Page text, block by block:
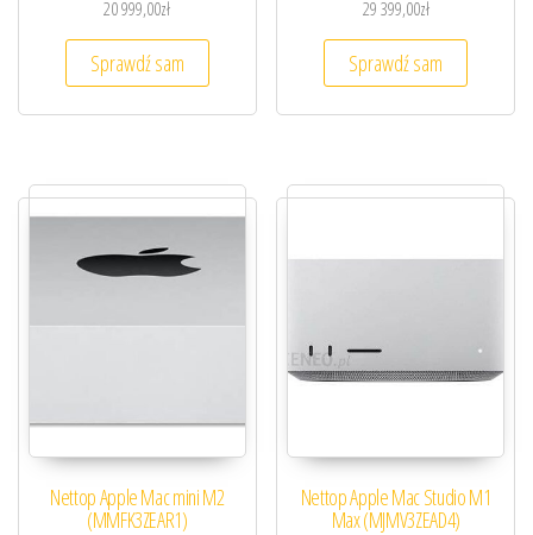
20 999,00zł
Sprawdź sam
29 399,00zł
Sprawdź sam
Nettop Apple Mac mini M2
(MMFK3ZEAR1)
Nettop Apple Mac Studio M1
Max (MJMV3ZEAD4)